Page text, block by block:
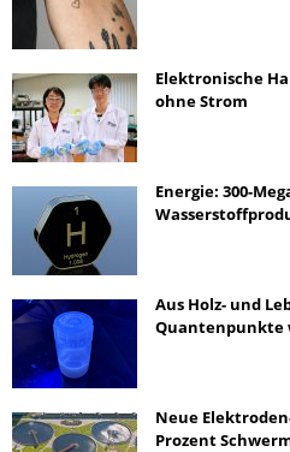
Elektronische
ohne Strom
Energie: 300-
Aus Holz- und
Quantenpunkte
Neue
Prozent